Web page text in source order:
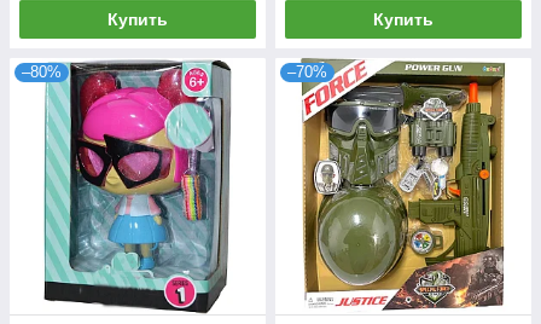
Купить Купить
–80% –70%